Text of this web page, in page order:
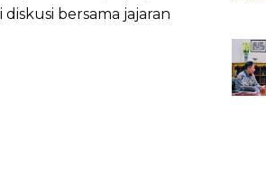
bersama jajaran